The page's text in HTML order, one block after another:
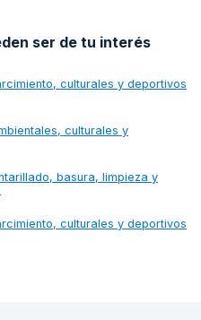
ser de tu interés
culturales y deportivos
culturales y
basura, limpieza y
culturales y deportivos